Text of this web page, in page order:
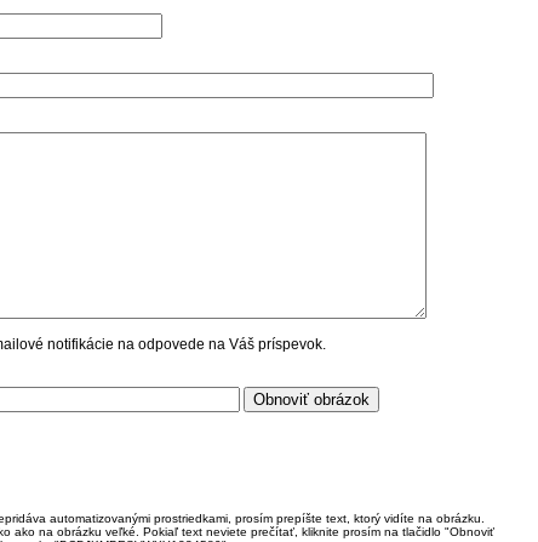
notifikácie na odpovede na Váš príspevok.
automatizovanými prostriedkami, prosím prepíšte text, ktorý vidíte na obrázku.
ako na obrázku veľké. Pokiaľ text neviete prečítať, kliknite prosím na tlačidlo "Obnoviť